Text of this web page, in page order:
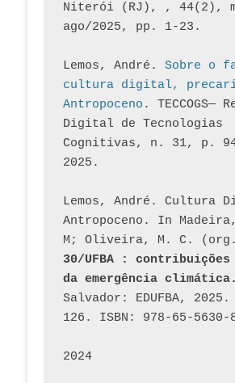
Niterói (RJ), , 44(2),
ago/2025, pp. 1-23.
Lemos, André. Sobre o
cultura digital,
Antropoceno . TECCOGS—
Digital de Tecnologias
Cognitivas, n. 31, p.
2025.
Lemos, André. Cultura
Antropoceno. In
M; Oliveira, M. C.
30/UFBA :
da emergência climática.
Salvador: EDUFBA,
126. ISBN: 978-65-5630-
2024